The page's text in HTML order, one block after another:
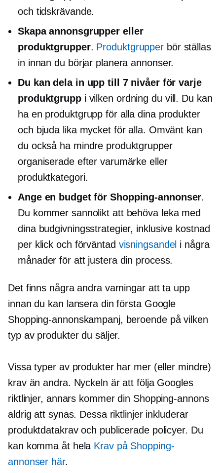
och tidskrävande.
Skapa annonsgrupper eller
produktgrupper. Produktgrupper bör ställas
in innan du börjar planera annonser.
Du kan dela in upp till 7 nivåer för varje
produktgruppi vilken ordning du vill. Du kan
ha en produktgrupp för alla dina produkter
och bjuda lika mycket för alla. Omvänt kan
du också ha mindre produktgrupper
organiserade efter varumärke eller
produktkategori.
Ange en budget för Shopping-annonser.
Du kommer sannolikt att behöva leka med
dina budgivningsstrategier, inklusive kostnad
per klick och förväntad visningsandel i några
månader för att justera din process.
Det finns några andra varningar att ta upp
innan du kan lansera din första Google
Shopping-annonskampanj, beroende på vilken
typ av produkter du säljer.
Vissa typer av produkter har mer (eller mindre)
krav än andra. Nyckeln är att följa Googles
riktlinjer, annars kommer din Shopping-annons
aldrig att synas. Dessa riktlinjer inkluderar
produktdatakrav och publicerade policyer. Du
kan komma åt hela Krav på Shopping-
annonser här.